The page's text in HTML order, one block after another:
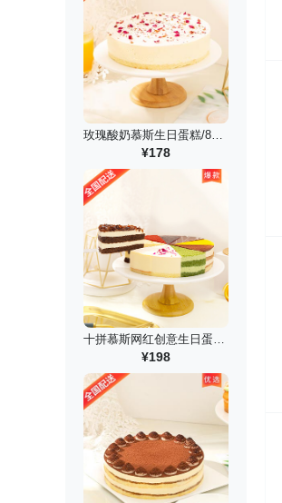
¥178
¥198